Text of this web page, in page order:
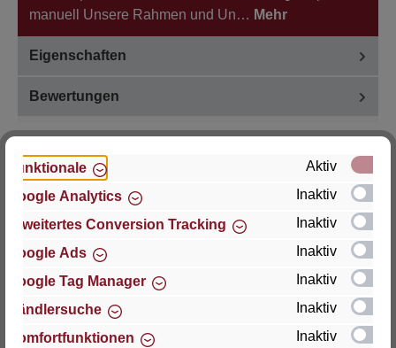
manuell Unsere Rahmen und Un… Mehr
Eigenschaften
Bewertungen
Hersteller
Für Fragen zu Produkt, Produktsicherheit oder
technische Unterstützung wenden Sie sich bitte an:
Thomas GmbH + Co. Sitz- und Liegemöbel KG
"Lattoflex"
Funktionale
Aktiv
Google Analytics
Inaktiv
Erweitertes Conversion Tracking
Inaktiv
Google Ads
Inaktiv
Google Tag Manager
Inaktiv
Händlersuche
Inaktiv
Komfortfunktionen
Inaktiv